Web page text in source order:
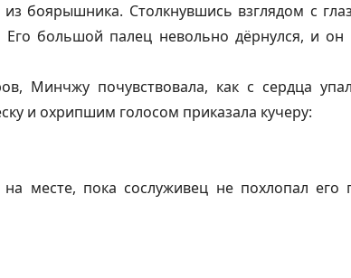
боярышника. Столкнувшись взглядом с
большой палец невольно дёрнулся, и он
Минчжу почувствовала, как с сердца
и охрипшим голосом приказала кучеру:
месте, пока сослуживец не похлопал его